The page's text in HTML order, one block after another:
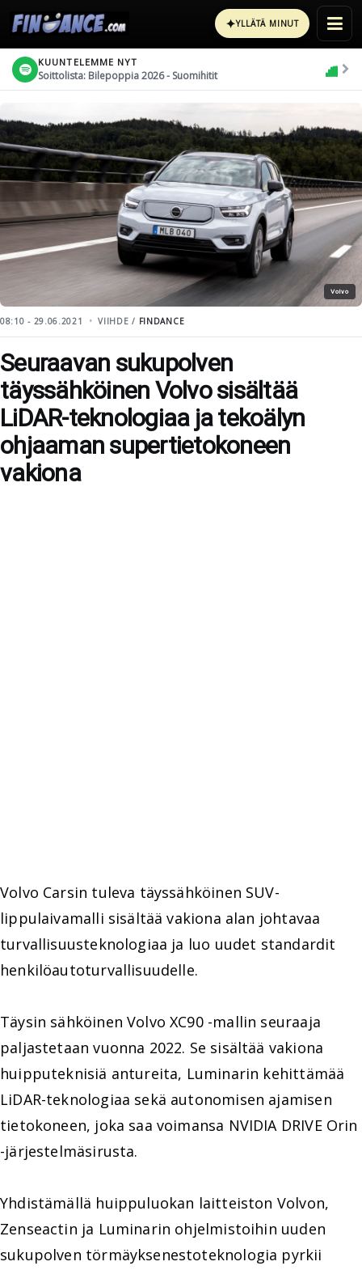
✦YLLÄTÄ MINUT
KUUNTELEMME NYT
Soittolista: Bilepoppia 2026 - Suomihitit
Volvo
08:10 - 29.06.2021 VIIHDE / FINDANCE
Seuraavan sukupolven
täyssähköinen Volvo sisältää
LiDAR-teknologiaa ja tekoälyn
ohjaaman supertietokoneen
vakiona
Volvo Carsin tuleva täyssähköinen SUV-
lippulaivamalli sisältää vakiona alan johtavaa
turvallisuusteknologiaa ja luo uudet standardit
henkilöautoturvallisuudelle.
Täysin sähköinen Volvo XC90 -mallin seuraaja
paljastetaan vuonna 2022. Se sisältää vakiona
huipputeknisiä antureita, Luminarin kehittämää
LiDAR-teknologiaa sekä autonomisen ajamisen
tietokoneen, joka saa voimansa NVIDIA DRIVE Orin
-järjestelmäsirusta.
Yhdistämällä huippuluokan laitteiston Volvon,
Zenseactin ja Luminarin ohjelmistoihin uuden
sukupolven törmäyksenestoteknologia pyrkii